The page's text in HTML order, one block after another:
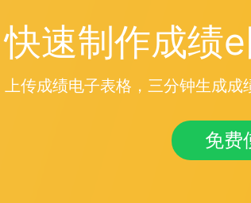
快速制作成绩
上传成绩电子表格，三分钟生成成
免费